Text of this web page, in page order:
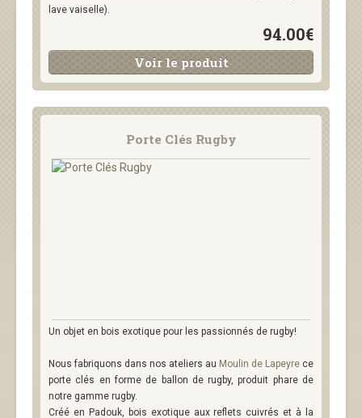
lave vaiselle).
94.00€
Voir le produit
Porte Clés Rugby
Un objet en bois exotique pour les passionnés de rugby!
Nous fabriquons dans nos ateliers au Moulin de Lapeyre ce
porte clés en forme de ballon de rugby, produit phare de
notre gamme rugby.
Créé en Padouk, bois exotique aux reflets cuivrés et à la